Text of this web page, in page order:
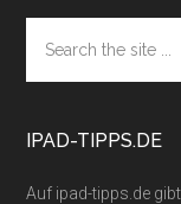
Footer
the
site
IPAD-TIPPS.DE
Auf ipad-tipps.de